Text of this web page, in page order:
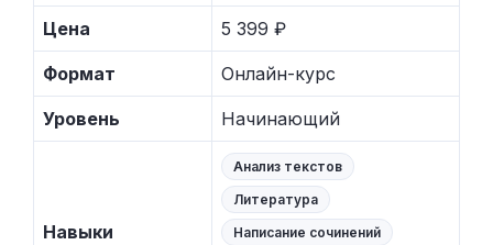
Цена 5 399 ₽
Формат Онлайн-курс
Уровень Начинающий
Навыки
Анализ текстов
Литература
Написание сочинений